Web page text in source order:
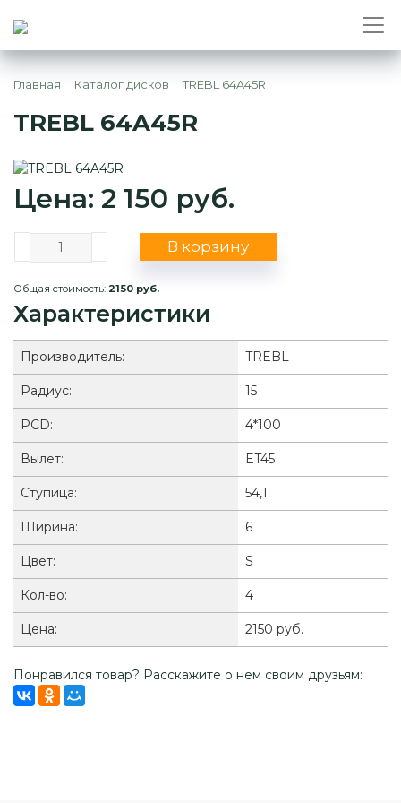
Главная Каталог дисков TREBL 64A45R
TREBL 64A45R
Цена: 2 150 руб.
В корзину
Общая стоимость: 2150 руб.
Характеристики
Производитель: TREBL
Радиус: 15
PCD: 4*100
Вылет: ET45
Ступица: 54,1
Ширина: 6
Цвет: S
Кол-во: 4
Цена: 2150 руб.
Понравился товар? Расскажите о нем своим друзьям: